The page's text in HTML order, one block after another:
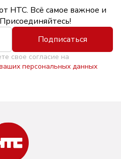
НТС. Всё самое важное и
Подписаться
свое согласие на
персональных данных